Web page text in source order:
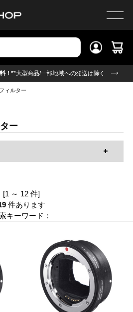
！**大型商品/一部地域への発送は除く
ィルター
ー
[1 ～ 12 件]
件あります
キーワード：